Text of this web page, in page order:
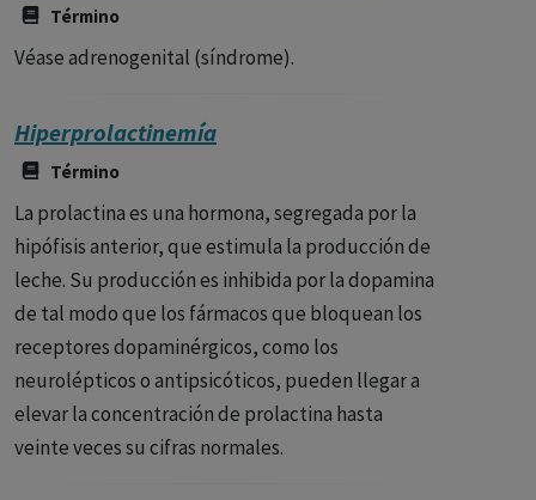
Término
Véase adrenogenital (síndrome).
Hiperprolactinemía
Término
La prolactina es una hormona, segregada por la
hipófisis anterior, que estimula la producción de
leche. Su producción es inhibida por la dopamina
de tal modo que los fármacos que bloquean los
receptores dopaminérgicos, como los
neurolépticos o antipsicóticos, pueden llegar a
elevar la concentración de prolactina hasta
veinte veces su cifras normales.